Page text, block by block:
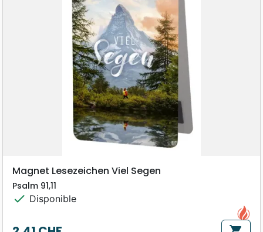
Magnet Lesezeichen Viel Segen
Psalm 91,11
check Disponible